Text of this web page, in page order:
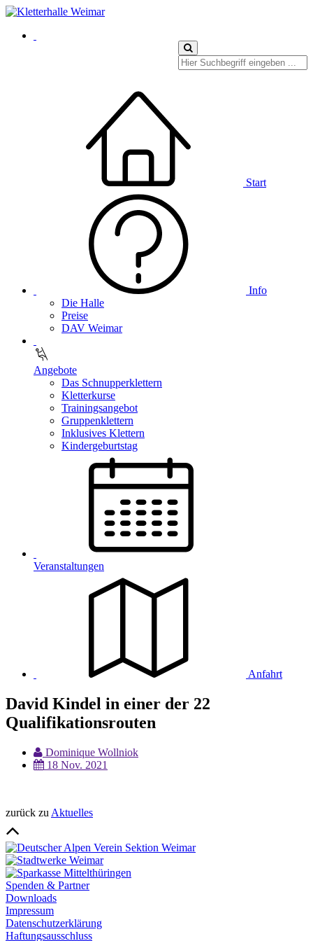
Start
Info
Die Halle
Preise
DAV Weimar
Angebote
Das Schnupperklettern
Kletterkurse
Trainingsangebot
Gruppenklettern
Inklusives Klettern
Kindergeburtstag
Veranstaltungen
Anfahrt
David Kindel in einer der 22
Qualifikationsrouten
Dominique Wollniok
18 Nov. 2021
zurück zu Aktuelles
Spenden & Partner
Downloads
Impressum
Datenschutzerklärung
Haftungsausschluss